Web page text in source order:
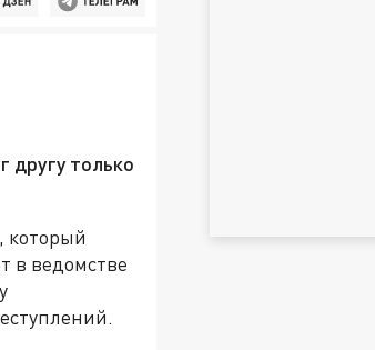
другу только
который
в ведомстве